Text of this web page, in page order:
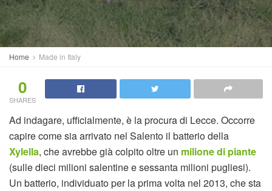
Home Made in Italy
0
SHARES
Ad indagare, ufficialmente, è la procura di Lecce. Occorre
capire come sia arrivato nel Salento il batterio della
Xylella, che avrebbe già colpito oltre un milione di piante
(sulle dieci milioni salentine e sessanta milioni pugliesi).
Un batterio, individuato per la prima volta nel 2013, che sta